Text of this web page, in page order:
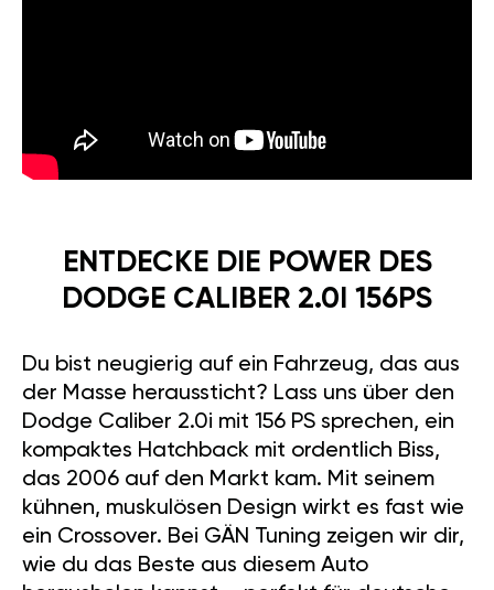
ENTDECKE DIE POWER DES
DODGE CALIBER 2.0I 156PS
Du bist neugierig auf ein Fahrzeug, das aus
der Masse heraussticht? Lass uns über den
Dodge Caliber 2.0i mit 156 PS sprechen, ein
kompaktes Hatchback mit ordentlich Biss,
das 2006 auf den Markt kam. Mit seinem
kühnen, muskulösen Design wirkt es fast wie
ein Crossover. Bei GÄN Tuning zeigen wir dir,
wie du das Beste aus diesem Auto